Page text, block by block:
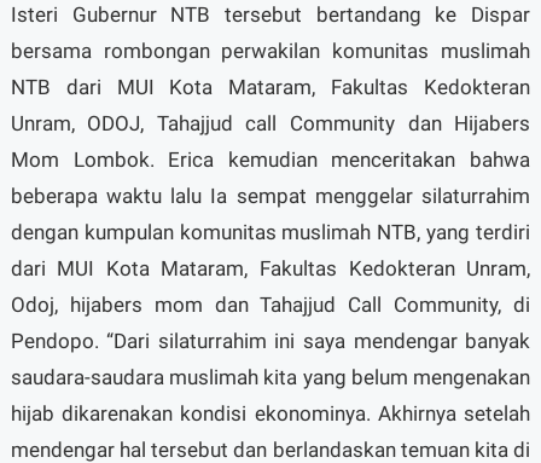
Isteri Gubernur NTB tersebut bertandang ke Dispar
bersama rombongan perwakilan komunitas muslimah
NTB dari MUI Kota Mataram, Fakultas Kedokteran
Unram, ODOJ, Tahajjud call Community dan Hijabers
Mom Lombok. Erica kemudian menceritakan bahwa
beberapa waktu lalu Ia sempat menggelar silaturrahim
dengan kumpulan komunitas muslimah NTB, yang terdiri
dari MUI Kota Mataram, Fakultas Kedokteran Unram,
Odoj, hijabers mom dan Tahajjud Call Community, di
Pendopo. “Dari silaturrahim ini saya mendengar banyak
saudara-saudara muslimah kita yang belum mengenakan
hijab dikarenakan kondisi ekonominya. Akhirnya setelah
mendengar hal tersebut dan berlandaskan temuan kita di